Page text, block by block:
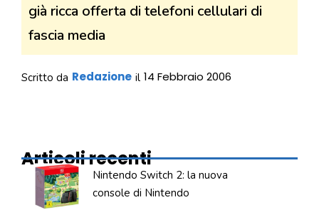
già ricca offerta di telefoni cellulari di
fascia media
Scritto da Redazione il 14 Febbraio 2006
Articoli recenti
Nintendo Switch 2: la nuova
console di Nintendo